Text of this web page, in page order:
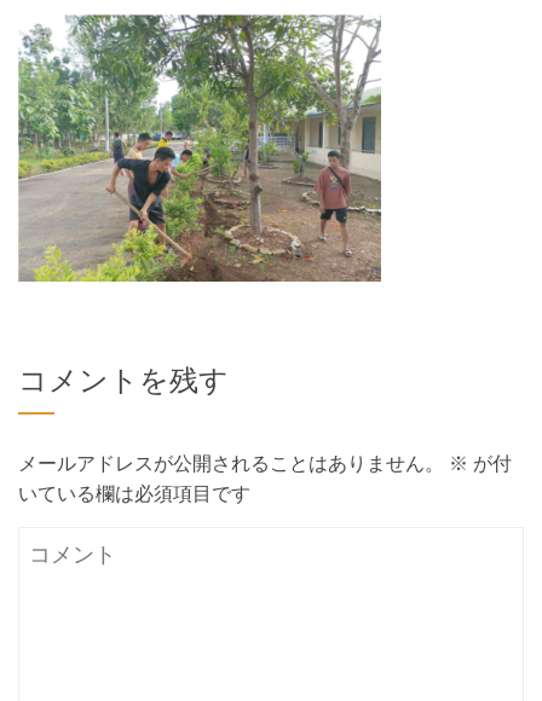
コメントを残す
メールアドレスが公開されることはありません。 ※ が付
いている欄は必須項目です